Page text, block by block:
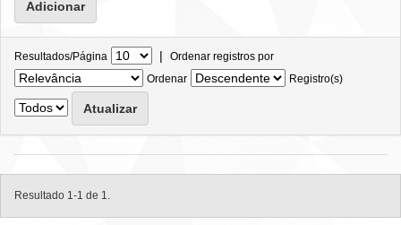
Resultados/Página | Ordenar registros por
Ordenar
Registro(s)
Resultado 1-1 de 1.